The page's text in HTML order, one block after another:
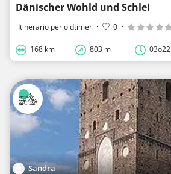
Dänischer Wohld und Schlei
Itinerario per oldtimer · 0 ·
168 km 803 m 03o22
Sandra